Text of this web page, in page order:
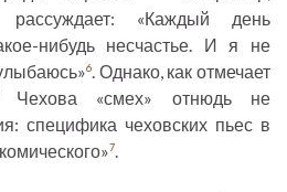
рассуждает: «Каждый день
нибудь несчастье. И я не
6. Однако, как отмечает
«смех» отнюдь не
специфика чеховских пьес в
7.